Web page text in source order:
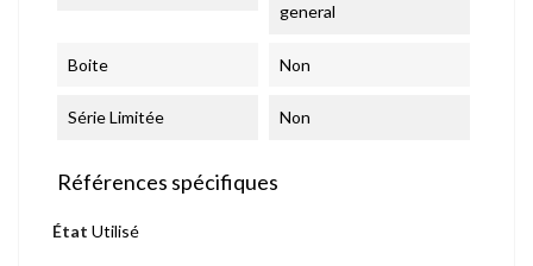
general
Boite Non
Série Limitée Non
Références spécifiques
État Utilisé